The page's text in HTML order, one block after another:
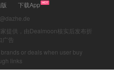
下载App
提供，由Dealmoon核实后发布折
广告
or deals when user buy
links